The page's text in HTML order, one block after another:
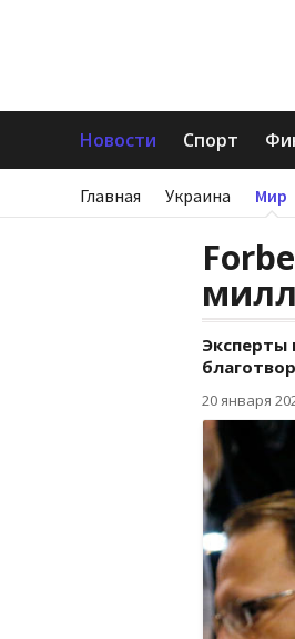
Новости Спорт
Главная Украина Мир
Эксперты
20 января